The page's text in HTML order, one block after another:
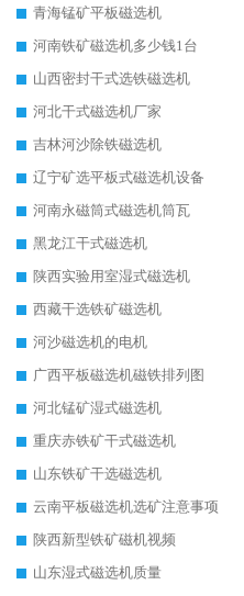
青海锰矿平板磁选机
河南铁矿磁选机多少钱1台
山西密封干式选铁磁选机
河北干式磁选机厂家
吉林河沙除铁磁选机
辽宁矿选平板式磁选机设备
河南永磁筒式磁选机筒瓦
黑龙江干式磁选机
陕西实验用室湿式磁选机
西藏干选铁矿磁选机
河沙磁选机的电机
广西平板磁选机磁铁排列图
河北锰矿湿式磁选机
重庆赤铁矿干式磁选机
山东铁矿干选磁选机
云南平板磁选机选矿注意事项
陕西新型铁矿磁机视频
山东湿式磁选机质量